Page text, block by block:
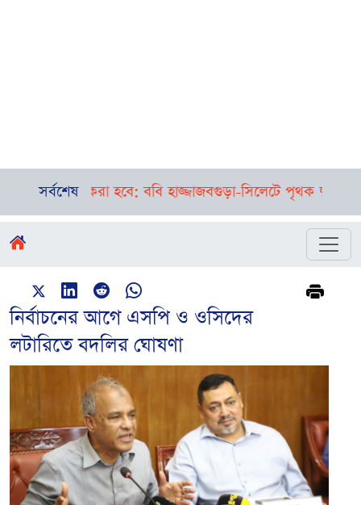
সর্বশেষ
করা হবে: ববি হাজ্জাজবগুড়া-সিলেটে পৃথক দুর্ঘটনা, এক
নির্বাচনের আগে এসপি ও ওসিদের
লটারিতে বদলির ঘোষণা